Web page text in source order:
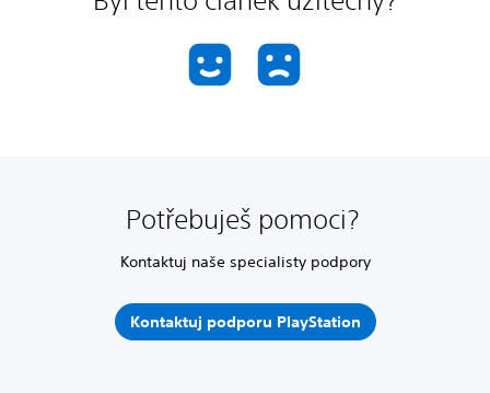
Potřebuješ pomoci?
Kontaktuj naše specialisty podpory
Kontaktuj podporu PlayStation